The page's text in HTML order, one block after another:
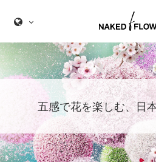
五感で花を楽しむ、日